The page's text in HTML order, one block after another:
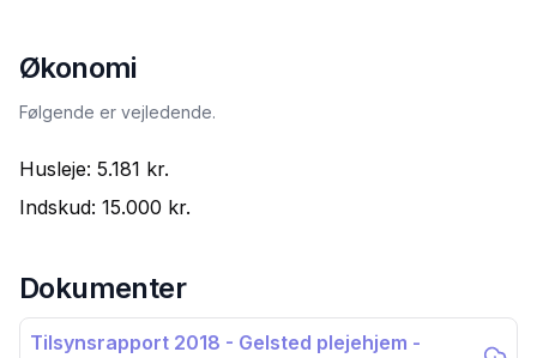
Økonomi
Følgende er vejledende.
Husleje: 5.181 kr.
Indskud: 15.000 kr.
Dokumenter
Tilsynsrapport 2018 - Gelsted plejehjem -